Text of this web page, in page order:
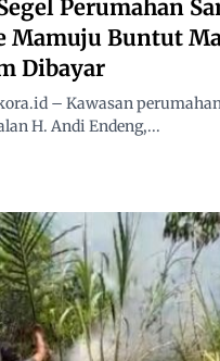
Perumahan
Mamuju Buntut
Dibayar
– Kawasan
H. Andi Endeng,...